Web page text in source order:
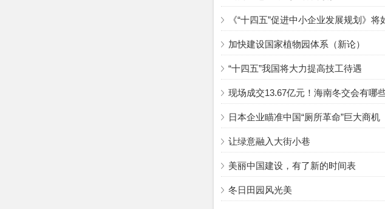
《“十四五”促进中小企业发展规划》
加快建设国家植物园体系（新论）
“十四五”我国将大力提高技工待遇
现场成交13.67亿元！海南冬交会有哪些
日本企业瞄准中国“厕所革命”巨大商机
让绿意融入大街小巷
美丽中国建设，有了新的时间表
冬日田园风光美